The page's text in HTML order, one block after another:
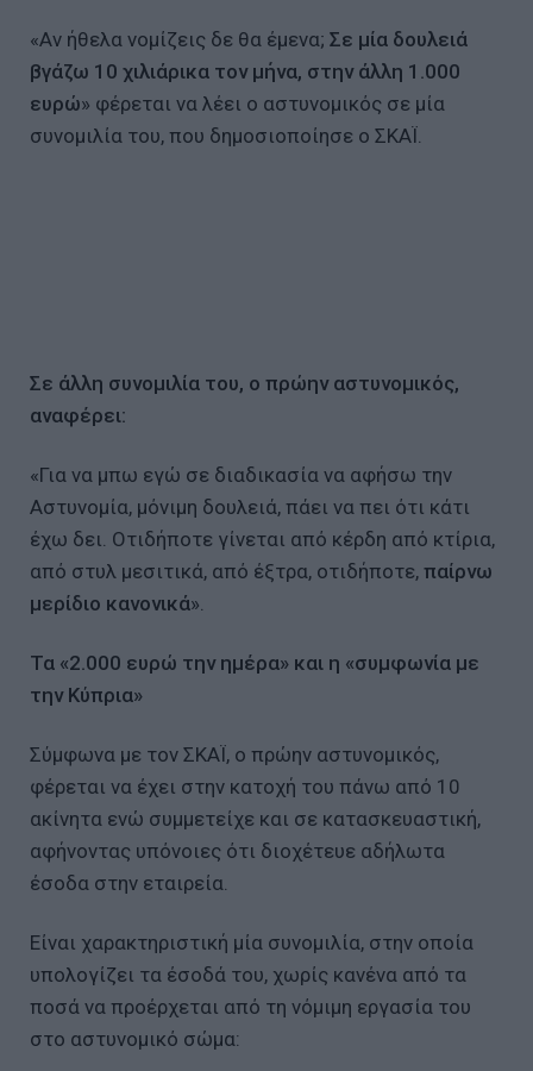
«Αν ήθελα νομίζεις δε θα έμενα; Σε μία δουλειά
βγάζω 10 χιλιάρικα τον μήνα, στην άλλη 1.000
ευρώ» φέρεται να λέει ο αστυνομικός σε μία
συνομιλία του, που δημοσιοποίησε ο ΣΚΑΪ.
Σε άλλη συνομιλία του, ο πρώην αστυνομικός,
αναφέρει:
«Για να μπω εγώ σε διαδικασία να αφήσω την
Αστυνομία, μόνιμη δουλειά, πάει να πει ότι κάτι
έχω δει. Οτιδήποτε γίνεται από κέρδη από κτίρια,
από στυλ μεσιτικά, από έξτρα, οτιδήποτε, παίρνω
μερίδιο κανονικά».
Τα «2.000 ευρώ την ημέρα» και η «συμφωνία με
την Κύπρια»
Σύμφωνα με τον ΣΚΑΪ, ο πρώην αστυνομικός,
φέρεται να έχει στην κατοχή του πάνω από 10
ακίνητα ενώ συμμετείχε και σε κατασκευαστική,
αφήνοντας υπόνοιες ότι διοχέτευε αδήλωτα
έσοδα στην εταιρεία.
Είναι χαρακτηριστική μία συνομιλία, στην οποία
υπολογίζει τα έσοδά του, χωρίς κανένα από τα
ποσά να προέρχεται από τη νόμιμη εργασία του
στο αστυνομικό σώμα: